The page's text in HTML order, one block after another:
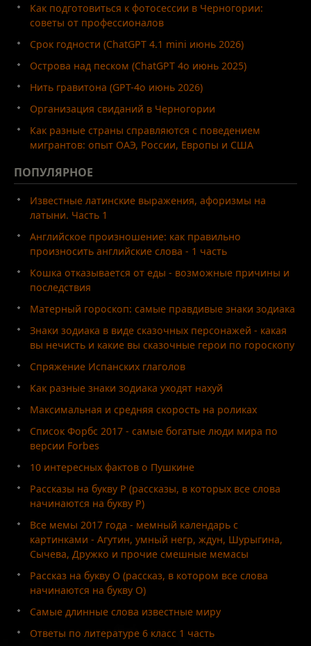
Как подготовиться к фотосессии в Черногории:
советы от профессионалов
Срок годности (ChatGPT 4.1 mini июнь 2026)
Острова над песком (ChatGPT 4o июнь 2025)
Нить гравитона (GPT-4o июнь 2026)
Организация свиданий в Черногории
Как разные страны справляются с поведением
мигрантов: опыт ОАЭ, России, Европы и США
ПОПУЛЯРНОЕ
Известные латинские выражения, афоризмы на
латыни. Часть 1
Английское произношение: как правильно
произносить английские слова - 1 часть
Кошка отказывается от еды - возможные причины и
последствия
Матерный гороскоп: самые правдивые знаки зодиака
Знаки зодиака в виде сказочных персонажей - какая
вы нечисть и какие вы сказочные герои по гороскопу
Спряжение Испанских глаголов
Как разные знаки зодиака уходят нахуй
Максимальная и средняя скорость на роликах
Список Форбс 2017 - самые богатые люди мира по
версии Forbes
10 интересных фактов о Пушкине
Рассказы на букву Р (рассказы, в которых все слова
начинаются на букву Р)
Все мемы 2017 года - мемный календарь с
картинками - Агутин, умный негр, ждун, Шурыгина,
Сычева, Дружко и прочие смешные мемасы
Рассказ на букву О (рассказ, в котором все слова
начинаются на букву О)
Самые длинные слова известные миру
Ответы по литературе 6 класс 1 часть